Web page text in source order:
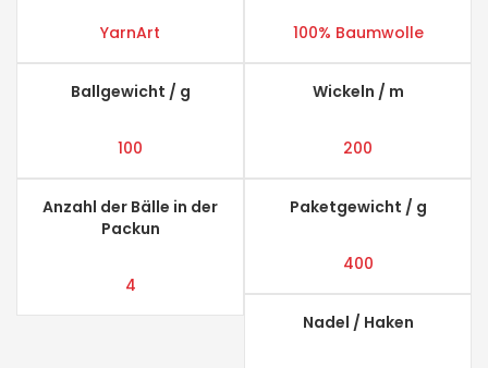
YarnArt 100% Baumwolle
Ballgewicht / g
100
Wickeln / m
200
Anzahl der Bälle in der
Packun
4
Paketgewicht / g
400
Nadel / Haken